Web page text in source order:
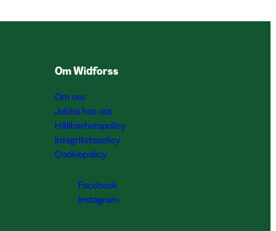
Om Widforss
Om oss
Jobba hos oss
Hållbarhetspolicy
Integritetspolicy
Cookiepolicy
Facebook
Instagram